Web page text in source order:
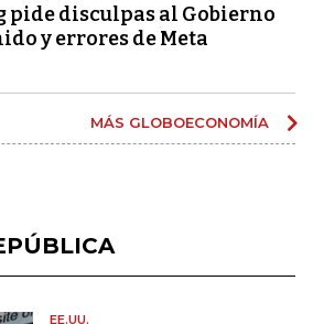
pide disculpas al Gobierno
y errores de Meta
MÁS GLOBOECONOMÍA
EE.UU.